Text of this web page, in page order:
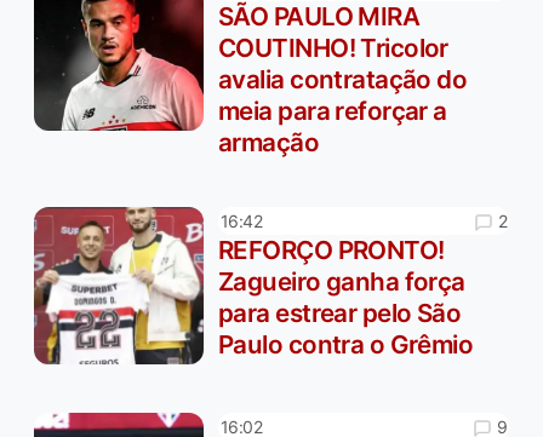
SÃO PAULO MIRA
COUTINHO! Tricolor
avalia contratação do
meia para reforçar a
armação
16:42 2
REFORÇO PRONTO!
Zagueiro ganha força
para estrear pelo São
Paulo contra o Grêmio
16:02 9